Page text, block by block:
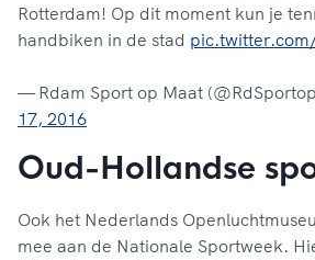
Rotterdam! Op dit moment kun je
handbiken in de stad
— Rdam Sport op Maat
17, 2016
Oud-Hollandse
Ook het Nederlands
mee aan de Nationale Sportweek.